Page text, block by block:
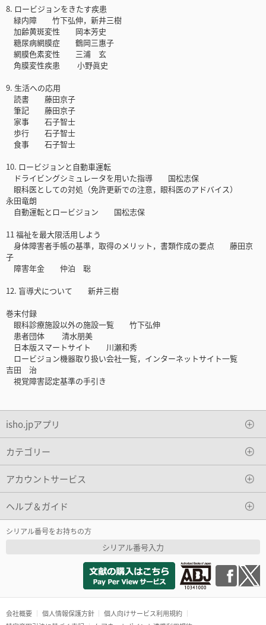
8. ロービジョンをきたす疾患
緑内障 竹下弘伸，新井三樹
加齢黄斑変性 岡本芳史
糖尿病網膜症 鶴岡三惠子
網膜色素変性 三浦 玄
角膜変性疾患 小野眞史
9. 生活への応用
読書 藤田京子
筆記 藤田京子
家事 石子智士
歩行 石子智士
食事 石子智士
10. ロービジョンと自動車運転
ドライビングシミュレータを用いた指導 国松志保
眼科医としての対処（免許更新での注意，眼科医のアドバイス）
永田竜朗
自動運転とロービジョン 国松志保
11 福祉を最大限活用しよう
身体障害者手帳の基準，取得のメリット，書類作成の要点 藤田京
子
障害年金 仲泊 聡
12. 盲導犬について 新井三樹
巻末付録
眼科診療施設以外の施設一覧 竹下弘伸
患者団体 清水朋美
日本版スマートサイト 川瀬和秀
ロービジョン機器取り扱い会社一覧，インターネットサイト一覧
吉田 治
視覚障害認定基準の手引き
isho.jpアプリ
カテゴリー
アカウントサービス
ヘルプ＆ガイド
シリアル番号をお持ちの方
シリアル番号入力
会社概要 個人情報保護方針
個人向けサービス利用規約